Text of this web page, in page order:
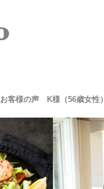
お客様の声 K様（56歳女性）